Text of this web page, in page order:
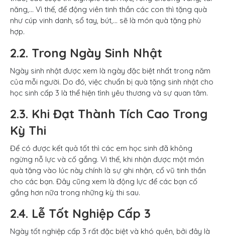
năng,… Vì thế, để động viên tinh thần các con thì tặng quà
như cúp vinh danh, sổ tay, bút,… sẽ là món quà tặng phù
hợp.
2.2. Trong Ngày Sinh Nhật
Ngày sinh nhật được xem là ngày đặc biệt nhất trong năm
của mỗi người. Do đó, việc chuẩn bị quà tặng sinh nhật cho
học sinh cấp 3 là thể hiện tình yêu thương và sự quan tâm.
2.3. Khi Đạt Thành Tích Cao Trong
Kỳ Thi
Để có được kết quả tốt thì các em học sinh đã không
ngừng nỗ lực và cố gắng. Vì thế, khi nhận được một món
quà tặng vào lúc này chính là sự ghi nhận, cổ vũ tinh thần
cho các bạn. Đây cũng xem là động lực để các bạn cố
gắng hơn nữa trong những kỳ thi sau.
2.4. Lễ Tốt Nghiệp Cấp 3
Ngày tốt nghiệp cấp 3 rất đặc biệt và khó quên, bởi đây là